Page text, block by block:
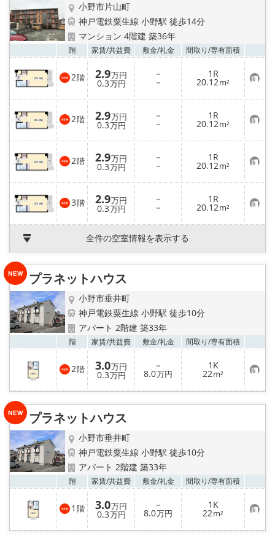
小野市片山町
神戸電鉄粟生線 小野駅 徒歩14分
マンション 4階建 築36年
階 家賃/共益費 敷金/礼金 間取り/専有面積
2階 2.9万円
0.3万円
－
－
1R
20.12m² お
気
に
入
り
登
録
2階 2.9万円
0.3万円
－
－
1R
20.12m² お
気
に
入
り
登
録
2階 2.9万円
0.3万円
－
－
1R
20.12m² お
気
に
入
り
登
録
3階 2.9万円
0.3万円
－
－
1R
20.12m² お
気
に
登
全件の空室情報を表示する
プラネットハウス
小野市垂井町
神戸電鉄粟生線 小野駅 徒歩10分
アパート 2階建 築33年
階 家賃/共益費 敷金/礼金 間取り/専有面積
2階 3.0万円
0.3万円
－
8.0万円
1K
22m² お
気
に
り
プラネットハウス
小野市垂井町
神戸電鉄粟生線 小野駅 徒歩10分
アパート 2階建 築33年
階 家賃/共益費 敷金/礼金 間取り/専有面積
1 階 3.0万円
0.3万円
－
8.0万円
1K
22m² お
気
に